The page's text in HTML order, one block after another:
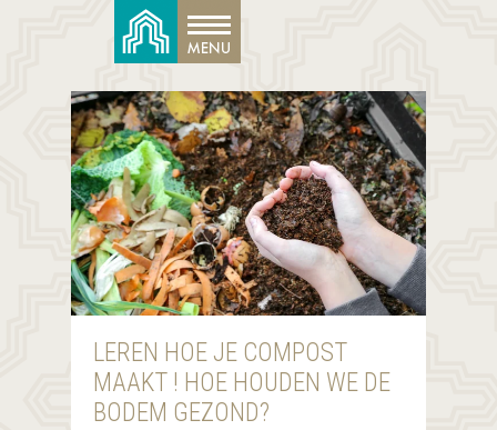
LEREN HOE JE COMPOST
MAAKT ! HOE HOUDEN WE DE
BODEM GEZOND?